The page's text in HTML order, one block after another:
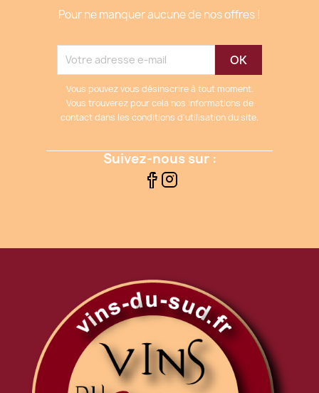
Pour ne manquer aucune de nos offres !
Vous pouvez vous désinscrire à tout moment.
Vous trouverez pour cela nos informations de
contact dans les conditions d'utilisation du site.
Suivez-nous sur :